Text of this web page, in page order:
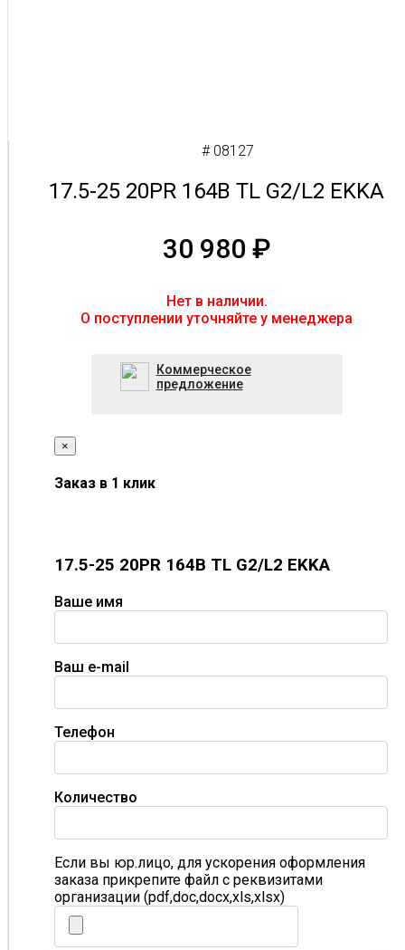
# 08127
17.5-25 20PR 164B TL G2/L2 EKKA
30 980 ₽
Нет в наличии.
O поступлении уточняйте у менеджера
Коммерческое
предложение
×
Заказ в 1 клик
17.5-25 20PR 164B TL G2/L2 EKKA
Ваше имя
Ваш e-mail
Телефон
Количество
Если вы юр.лицо, для ускорения оформления
заказа прикрепите файл с реквизитами
организации (pdf,doc,docx,xls,xlsx)